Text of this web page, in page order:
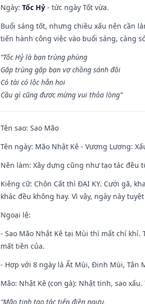
Ngày: Tốc Hỷ - tức ngày Tốt vừa.
Buổi sáng tốt, nhưng chiều xấu nên cần
tiến hành công việc vào buổi sáng, càng
“Tốc Hỷ là bạn trùng phùng
Gặp trùng gặp bạn vợ chồng sánh đôi
Có tài có lộc hẳn hoi
Cầu gì cũng được mừng vui thỏa lòng”
Tên sao: Sao Mão
Tên ngày: Mão Nhật Kê - Vương Lương:
Nên làm: Xây dựng cũng như tạo tác đều
Kiêng cữ: Chôn Cất thì ĐẠI KỴ. Cưới gã,
khác đều không hay. Vì vậy, ngày này
Ngoại lệ:
- Sao Mão Nhật Kê tại Mùi thì mất chí
mất tiền của.
- Hợp với 8 ngày là Ất Mùi, Đinh Mùi, Tân
Mão: Nhật Kê (con gà): Nhật tinh, sao
“Mão tinh tạo tác tiến điền ngưu,